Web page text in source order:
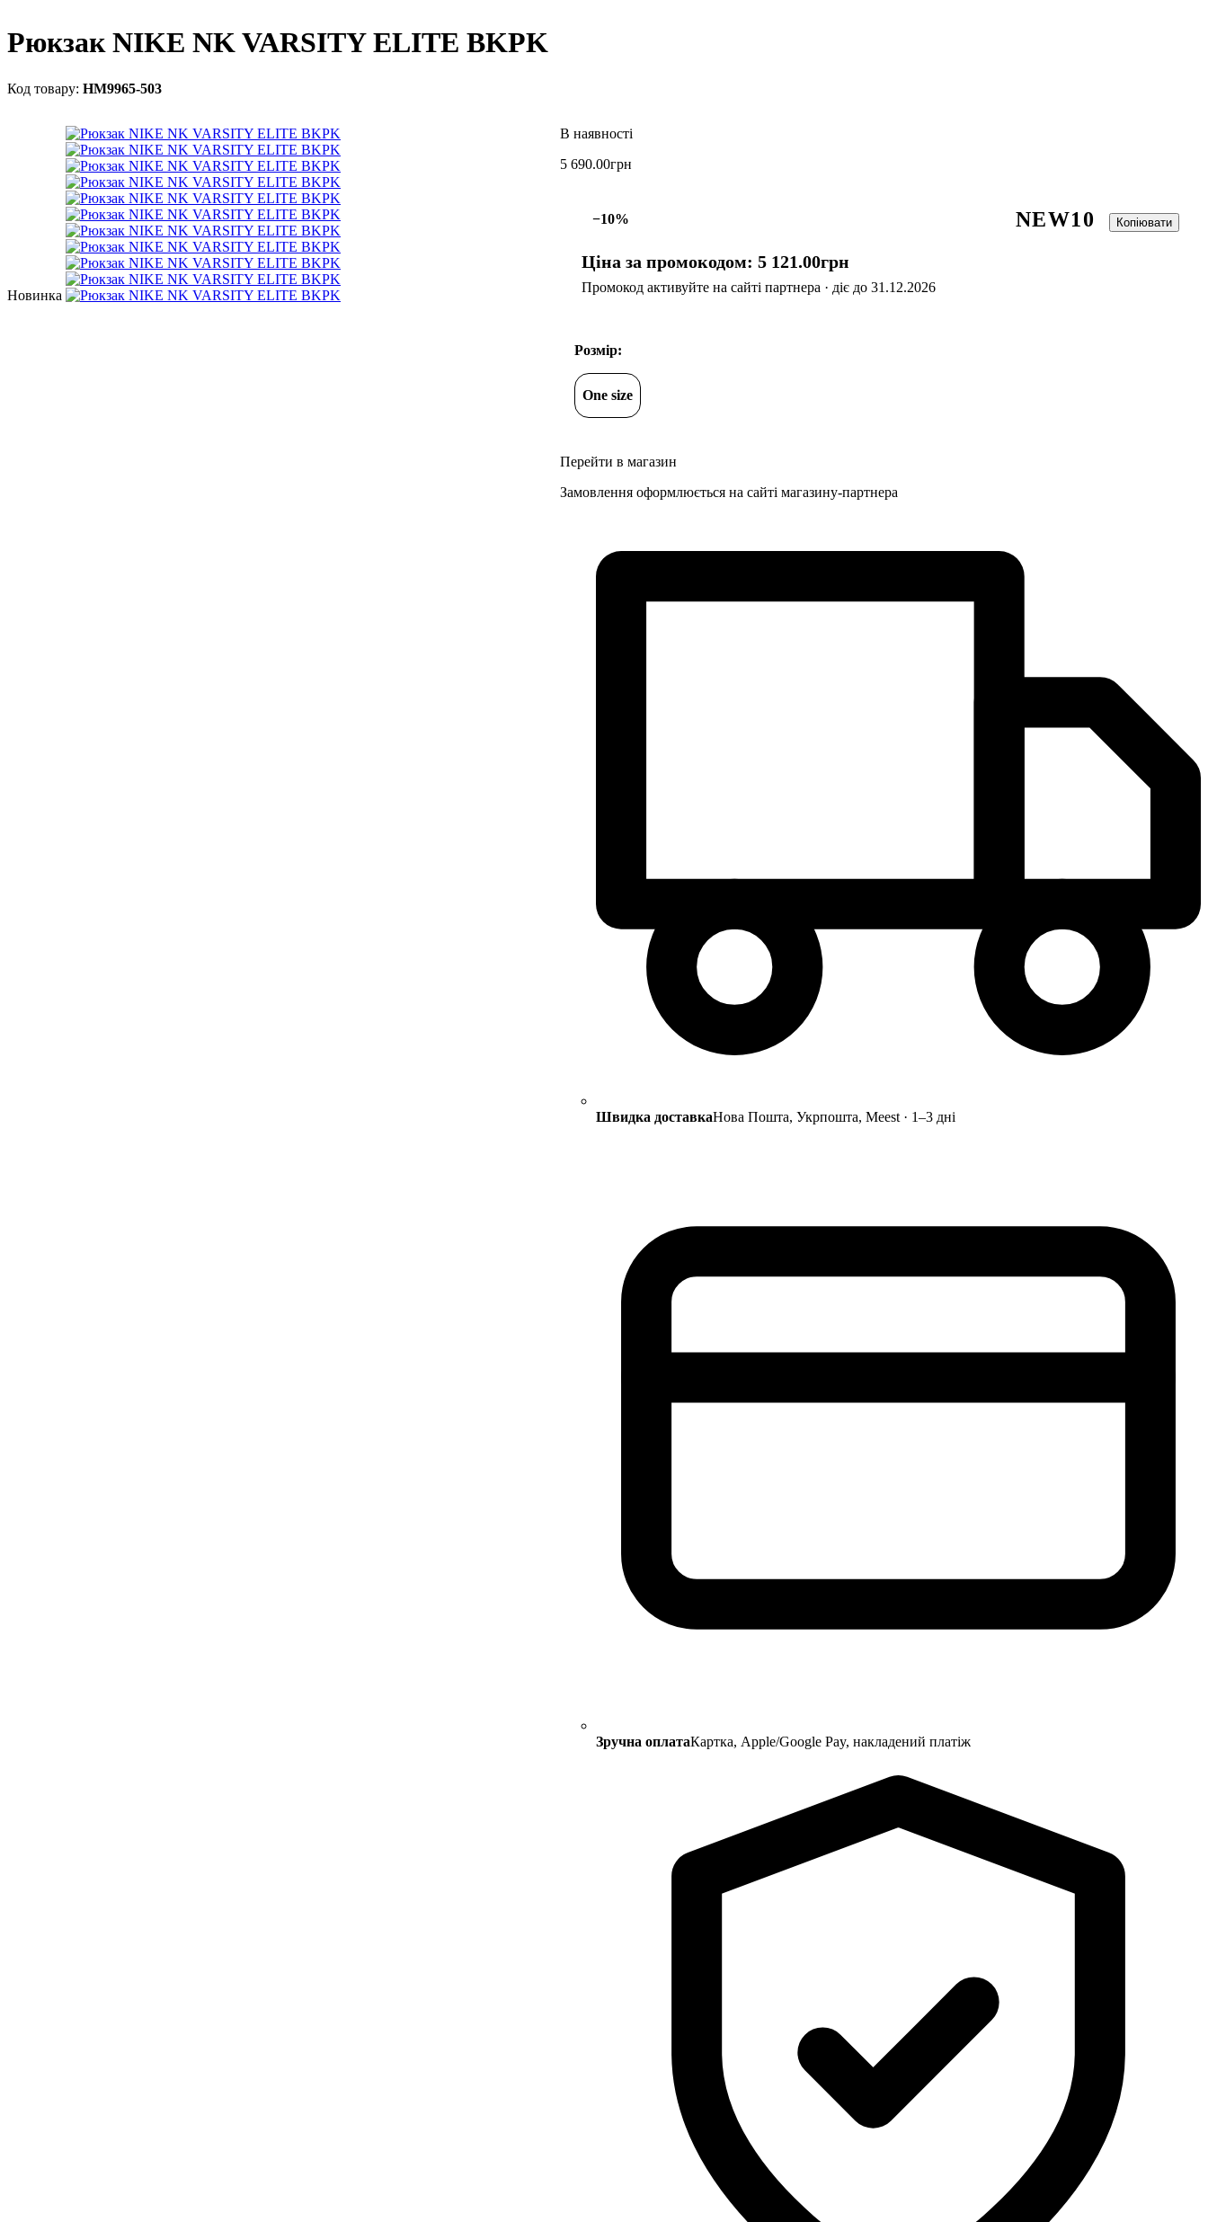
Рюкзак NIKE NK VARSITY ELITE BKPK
HM9965-503
Новинка
5 690.00грн
−10% NEW10 Копіювати
Ціна за промокодом:5 121.00грн
Промокод активуйте на сайті партнера · діє до 31.12.2026
Розмір:
One size
Перейти в магазин
Замовлення оформлюється на сайті магазину-партнера
Швидка доставкаНова Пошта, Укрпошта, Meest · 1–3 дні
Зручна оплатаКартка, Apple/Google Pay, накладений платіж